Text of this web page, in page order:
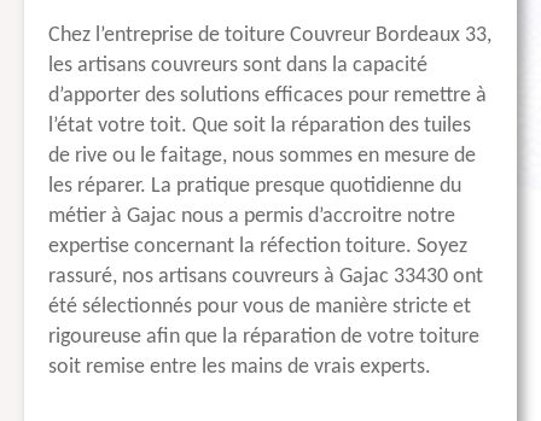
Chez l’entreprise de toiture Couvreur Bordeaux 33,
les artisans couvreurs sont dans la capacité
d’apporter des solutions efficaces pour remettre à
l’état votre toit. Que soit la réparation des tuiles
de rive ou le faitage, nous sommes en mesure de
les réparer. La pratique presque quotidienne du
métier à Gajac nous a permis d’accroitre notre
expertise concernant la réfection toiture. Soyez
rassuré, nos artisans couvreurs à Gajac 33430 ont
été sélectionnés pour vous de manière stricte et
rigoureuse afin que la réparation de votre toiture
soit remise entre les mains de vrais experts.